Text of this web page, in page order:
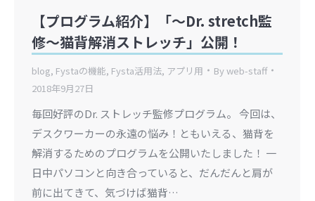
【プログラム紹介】「～Dr. stretch監
修～猫背解消ストレッチ」公開！
blog, Fystaの機能, Fysta活用法, アプリ用 Byweb-staff
2018年9月27日
毎回好評のDr. ストレッチ監修プログラム。 今回は、
デスクワーカーの永遠の悩み！ともいえる、猫背を
解消するためのプログラムを公開いたしました！ 一
日中パソコンと向き合っていると、だんだんと肩が
前に出てきて、気づけば猫背…